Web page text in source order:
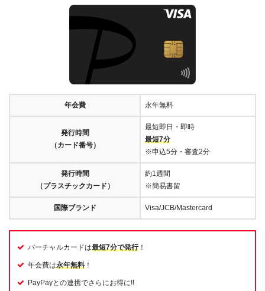
年会費 永年無料
発行時間
（カード番号）
最短即日・即時
最短7分
※申込5分・審査2分
発行時間
（プラスチックカード）
約1週間
※簡易書留
国際ブランド Visa/JCB/Mastercard
バーチャルカードは最短7分で発行！
年会費は永年無料 ！
PayPayとの連携でさらにお得に!!